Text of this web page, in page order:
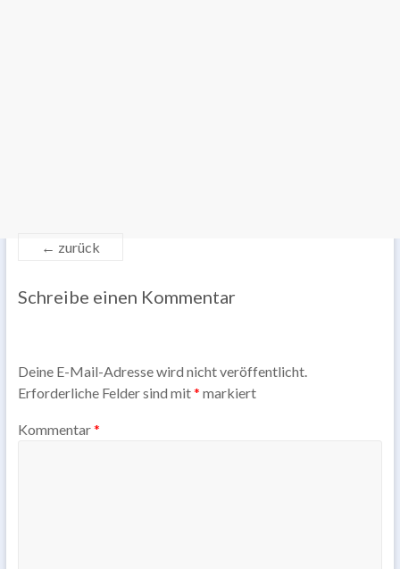
← zurück
Schreibe einen Kommentar
Deine E-Mail-Adresse wird nicht veröffentlicht.
Erforderliche Felder sind mit* markiert
Kommentar*